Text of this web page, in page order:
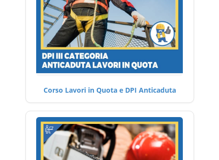
Corso Lavori in Quota e DPI Anticaduta